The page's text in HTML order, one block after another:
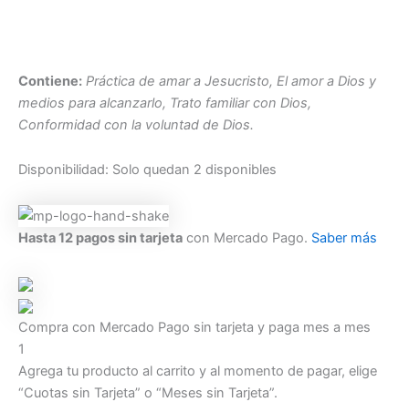
Contiene: Práctica de amar a Jesucristo, El amor a Dios y
medios para alcanzarlo, Trato familiar con Dios,
Conformidad con la voluntad de Dios.
Disponibilidad: Solo quedan 2 disponibles
Hasta 12 pagos sin tarjeta con Mercado Pago. Saber más
Compra con Mercado Pago sin tarjeta y paga mes a mes
1
Agrega tu producto al carrito y al momento de pagar, elige
“Cuotas sin Tarjeta” o “Meses sin Tarjeta”.